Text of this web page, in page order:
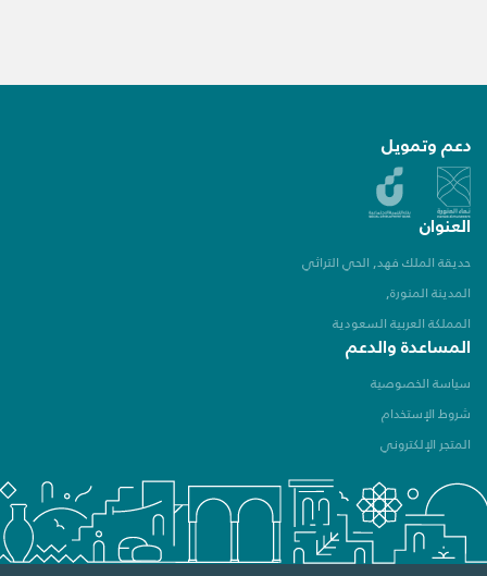
دعم وتمويل
العنوان
حديقة الملك فهد, الحي التراثي
المدينة المنورة,
المملكة العربية السعودية
المساعدة والدعم
سياسة الخصوصية
شروط الإستخدام
المتجر الإلكتروني